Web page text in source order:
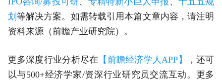
划 等解决方案。如需转载引用本篇文章内容，请注明
资料来源（前瞻产业研究院）。
更多深度行业分析尽在 【前瞻经济学人APP】
，还可
以与500+经济学家/资深行业研究员交流互动。更多